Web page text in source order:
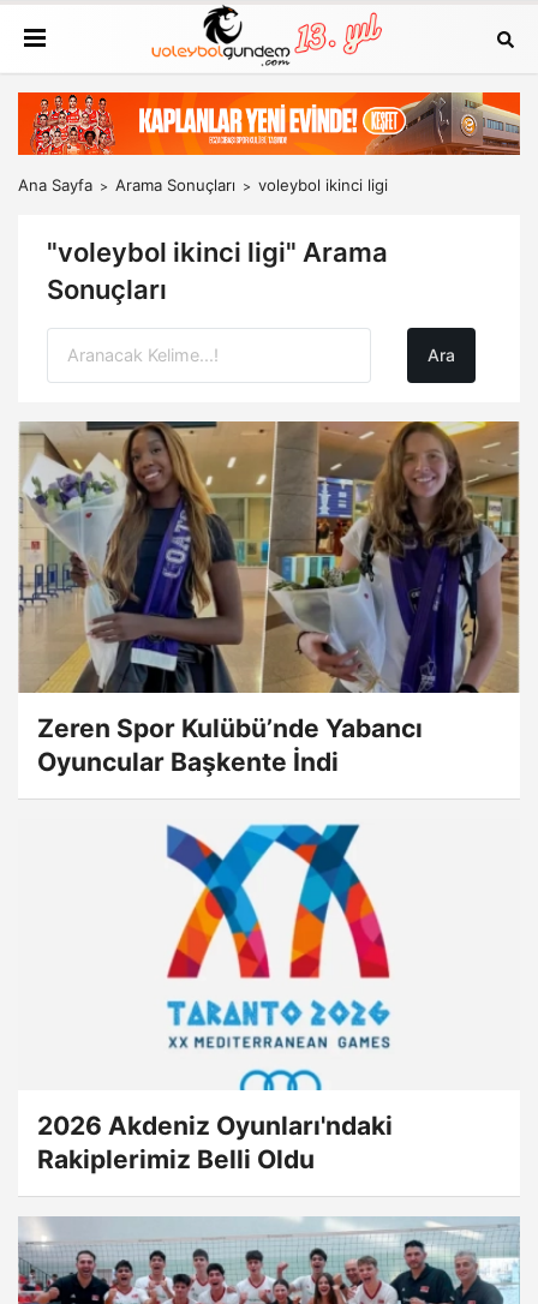
Ana Sayfa Arama Sonuçları voleybol ikinci ligi
"voleybol ikinci ligi" Arama
Sonuçları
Zeren Spor Kulübü’nde Yabancı
Oyuncular Başkente İndi
2026 Akdeniz Oyunları'ndaki
Rakiplerimiz Belli Oldu